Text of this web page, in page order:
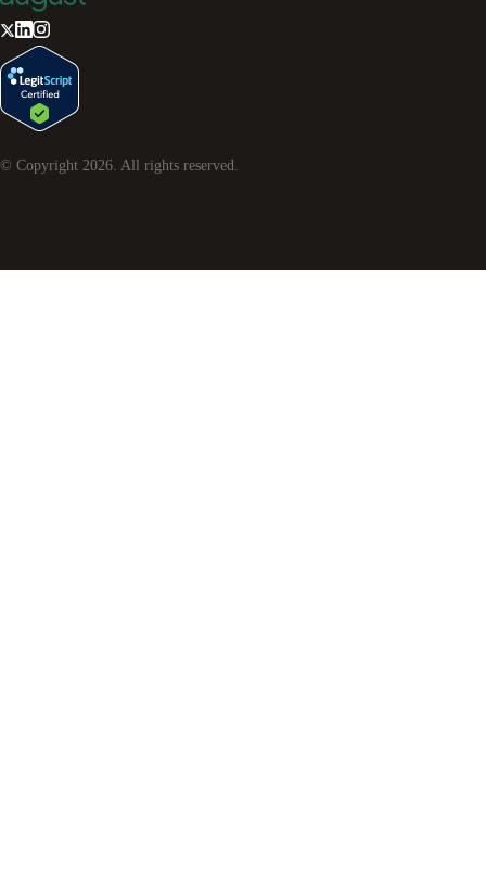
© Copyright 2026. All rights reserved.